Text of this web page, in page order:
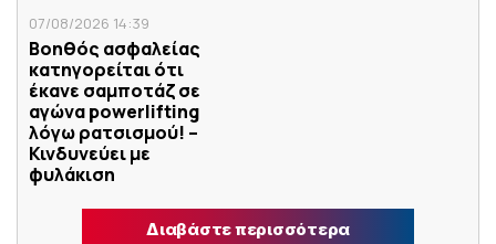
07/08/2026 14:39
Βοηθός ασφαλείας
κατηγορείται ότι
έκανε σαμποτάζ σε
αγώνα powerlifting
λόγω ρατσισμού! –
Κινδυνεύει με
φυλάκιση
Διαβάστε περισσότερα